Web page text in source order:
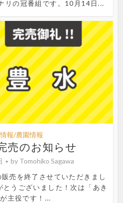
リの冠番組です。10月14日...
報/農園情報
売のお知らせ
by Tomohiko Sagawa
売を終了させていただきまし
うございました！次は「あき
主役です！...